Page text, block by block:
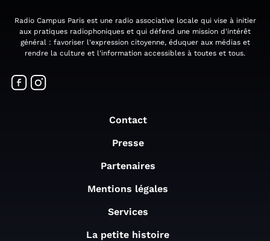
Radio Campus Paris est une radio associative locale qui vise à initier
aux pratiques radiophoniques et qui défend une mission d'intérêt
général : favoriser l'expression citoyenne, éduquer aux médias et
rendre la culture et l'information accessibles à toutes et tous.
Contact
Presse
Partenaires
Mentions légales
Services
La petite histoire